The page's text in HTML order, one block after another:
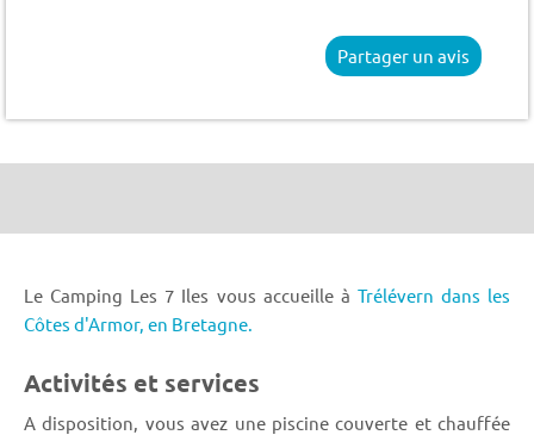
Partager un avis
Le Camping Les 7 Iles vous accueille à Trélévern dans les
Côtes d'Armor, en Bretagne.
Activités et services
A disposition, vous avez une piscine couverte et chauffée